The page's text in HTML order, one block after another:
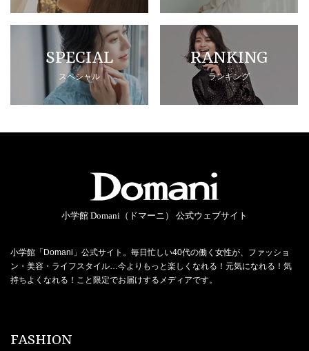
SPECIAL
スペシャル
RANKING
ランキング
小学館 Domani（ドマーニ） 公式ウェブサイト
小学館「Domani」公式サイト。毎日忙しい40代の働く女性が、ファッショ
ン・美容・ライフスタイル…今よりもっと楽しくなれる！元気になれる！気
持ちよくなれる！こと限定でお届けするメディアです。
FASHION